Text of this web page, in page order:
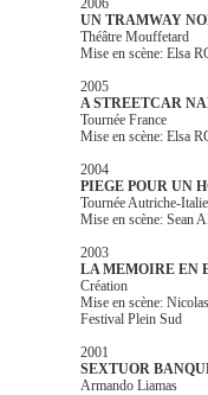
2006
UN TRAMWAY
Théâtre Mouffetard
Mise en scène: Elsa
2005
A STREETCAR
Tournée France
Mise en scène: Elsa
2004
PIEGE POUR UN
Tournée Autriche-Italie
Mise en scène: Sean
2003
LA MEMOIRE EN
Création
Mise en scène:
Festival Plein Sud
2001
SEXTUOR
Armando Liamas